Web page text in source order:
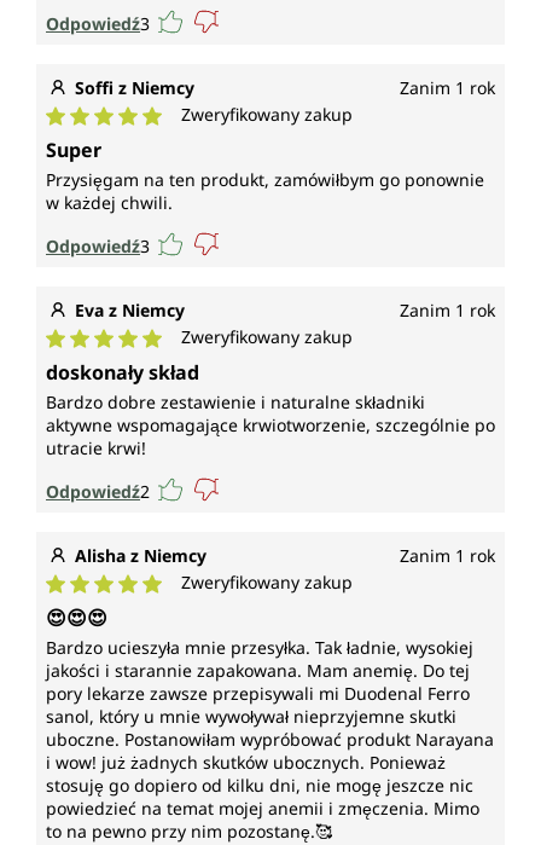
Odpowiedź3
Soffi z Niemcy Zanim 1 rok
Średnia ocena 5 z 5 gwiazdek
Zweryfikowany zakup
Super
Przysięgam na ten produkt, zamówiłbym go ponownie
w każdej chwili.
Odpowiedź3
Eva z Niemcy Zanim 1 rok
Średnia ocena 5 z 5 gwiazdek
Zweryfikowany zakup
doskonały skład
Bardzo dobre zestawienie i naturalne składniki
aktywne wspomagające krwiotworzenie, szczególnie po
utracie krwi!
Odpowiedź2
Alisha z Niemcy Zanim 1 rok
Średnia ocena 5 z 5 gwiazdek
Zweryfikowany zakup
😍😍😍
Bardzo ucieszyła mnie przesyłka. Tak ładnie, wysokiej
jakości i starannie zapakowana. Mam anemię. Do tej
pory lekarze zawsze przepisywali mi Duodenal Ferro
sanol, który u mnie wywoływał nieprzyjemne skutki
uboczne. Postanowiłam wypróbować produkt Narayana
i wow! już żadnych skutków ubocznych. Ponieważ
stosuję go dopiero od kilku dni, nie mogę jeszcze nic
powiedzieć na temat mojej anemii i zmęczenia. Mimo
to na pewno przy nim pozostanę.🥰